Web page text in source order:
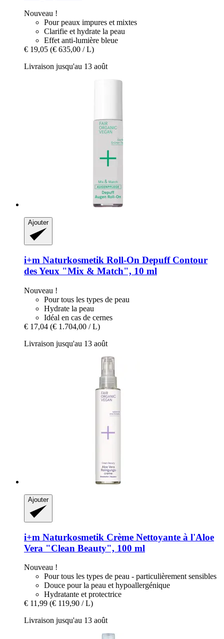
Nouveau !
Pour peaux impures et mixtes
Clarifie et hydrate la peau
Effet anti-lumière bleue
€ 19,05 (€ 635,00 / L)
Livraison jusqu'au 13 août
Ajouter
i+m Naturkosmetik Roll-​On Depuff Contour
des Yeux "Mix & Match", 10 ml
Nouveau !
Pour tous les types de peau
Hydrate la peau
Idéal en cas de cernes
€ 17,04 (€ 1.704,00 / L)
Livraison jusqu'au 13 août
Ajouter
i+m Naturkosmetik Crème Nettoyante à l'Aloe
Vera "Clean Beauty", 100 ml
Nouveau !
Pour tous les types de peau - particulièrement sensibles
Douce pour la peau et hypoallergénique
Hydratante et protectrice
€ 11,99 (€ 119,90 / L)
Livraison jusqu'au 13 août